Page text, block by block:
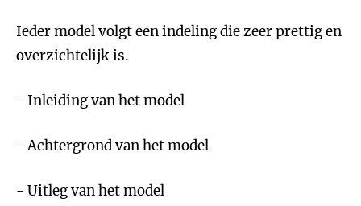
Ieder model volgt een indeling die zeer prettig en
overzichtelijk is.
- Inleiding van het model
- Achtergrond van het model
- Uitleg van het model